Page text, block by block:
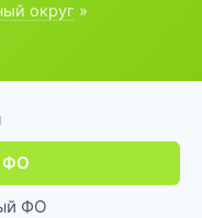
округ »
ФО
ФО